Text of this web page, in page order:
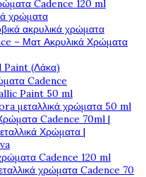
Cadence 120 ml
χρώματα
ακρυλικά χρώματα
– Ματ Ακρυλικά Χρώματα
Paint (Λάκα)
Cadence
Paint 50 ml
μεταλλικά χρώματα 50 ml
Cadence 70ml |
Χρώματα |
Cadence 120 ml
χρώματα Cadence 70